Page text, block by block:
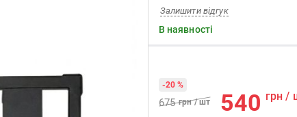
Залишити відгук
В наявності
675 грн / шт 540 грн /
-20 %